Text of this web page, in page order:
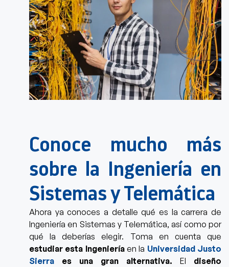
Conoce mucho más
sobre la Ingeniería en
Sistemas y Telemática
Ahora ya conoces a detalle qué es la carrera de
Ingeniería en Sistemas y Telemática, así como por
qué la deberías elegir. Toma en cuenta que
estudiar esta Ingeniería en la Universidad Justo
Sierra
es una gran alternativa. El diseño